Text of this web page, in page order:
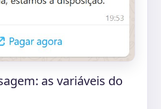
as variáveis do